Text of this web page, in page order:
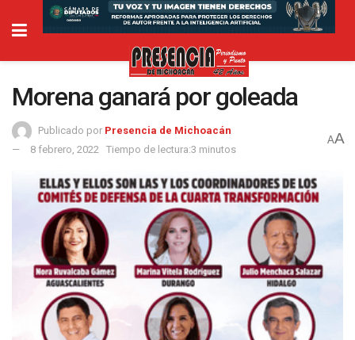
Morena ganará por goleada
Publicado por Presencia de Michoacán
8 febrero, 2022
Tiempo de lectura:3 minutos
AA